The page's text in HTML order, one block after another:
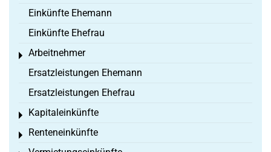
Einkünfte Ehemann
Einkünfte Ehefrau
Arbeitnehmer
Toggle menu
Ersatzleistungen Ehemann
Ersatzleistungen Ehefrau
Kapitaleinkünfte
Toggle menu
Renteneinkünfte
Toggle menu